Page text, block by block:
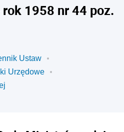
1958 nr 44 poz.
Ustaw
Urzędowe